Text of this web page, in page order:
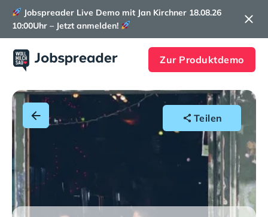
Jobspreader Live Demo mit Jan Kirchner 18.08.26
10:00Uhr – Jetzt anmelden!
Zur Produktdemo
Teilen